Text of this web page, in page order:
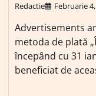
Redactie Februarie
Advertisements
metoda de plată
începând cu 31
beneficiat de